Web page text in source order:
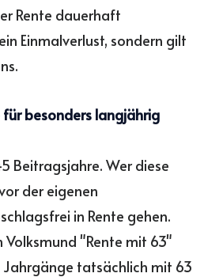
Rente dauerhaft
Einmalverlust, sondern gilt
besonders langjährig
Beitragsjahre. Wer diese
der eigenen
in Rente gehen.
Volksmund "Rente mit 63"
tatsächlich mit 63